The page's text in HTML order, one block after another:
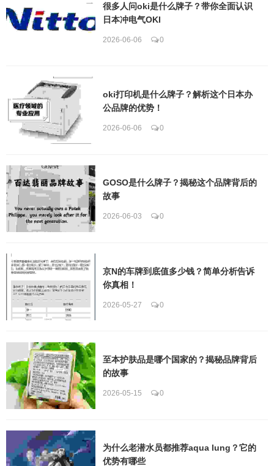
很多人问oki是什么牌子？带你全面认识
日本冲电气OKI
2026-06-06 0
oki打印机是什么牌子？解析这个日本办
公品牌的优势！
2026-06-06 0
GOSO是什么牌子？揭秘这个品牌背后的
故事
2026-06-03 0
京N的车牌到底值多少钱？简单分析告诉
你真相！
2026-05-27 0
至本护肤品是哪个国家的？揭秘品牌背后
的故事
2026-05-15 0
为什么老潜水员都推荐aqua lung？它的
优势有哪些